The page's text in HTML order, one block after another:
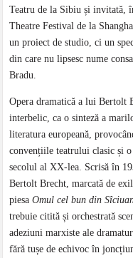
Teatru de la Sibiu și invitată,
Theatre Festival de la
un proiect de studio, ci un
din care nu lipsesc nume
Bradu.
Opera dramatică a lui Bertolt
interbelic, ca o sinteză a
literatura europeană,
convențiile teatrului clasic și
secolul al XX-lea. Scrisă în
Bertolt Brecht, marcată de
piesaOmul cel bun din
trebuie citită și orchestrată
adeziuni marxiste ale
fără tușe de echivoc în